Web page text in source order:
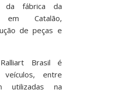
da fábrica da
em Catalão,
de peças e
Brasil é
entre
utilizadas na